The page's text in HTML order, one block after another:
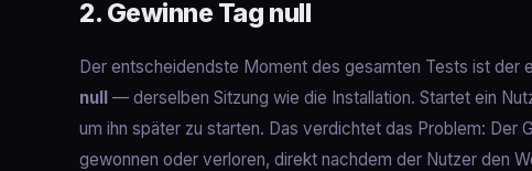
2. Gewinne Tag null
Der entscheidendste Moment des gesamten Tests ist der
null — derselben Sitzung wie die Installation. Startet ein
um ihn später zu starten. Das verdichtet das Problem: Der
gewonnen oder verloren, direkt nachdem der Nutzer den